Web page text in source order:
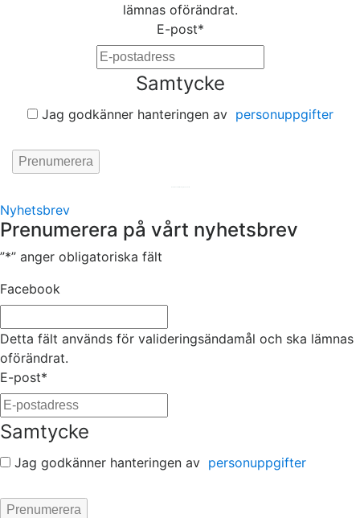
lämnas oförändrat.
E-post*
Samtycke
Jag godkänner hanteringen av personuppgifter
Nyhetsbrev
Prenumerera på vårt nyhetsbrev
”*” anger obligatoriska fält
Facebook
Detta fält används för valideringsändamål och ska lämnas
oförändrat.
E-post*
Samtycke
Jag godkänner hanteringen av personuppgifter